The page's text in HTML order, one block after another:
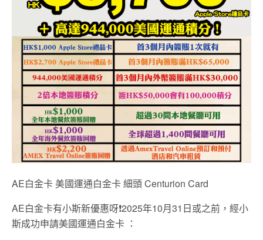
AE白金卡 美國運通白金卡 細頭 Centurion Card
AE白金卡有小斯新優惠呀❗2025年10月31日或之前，經小
斯成功申請美國運通白金卡 ：